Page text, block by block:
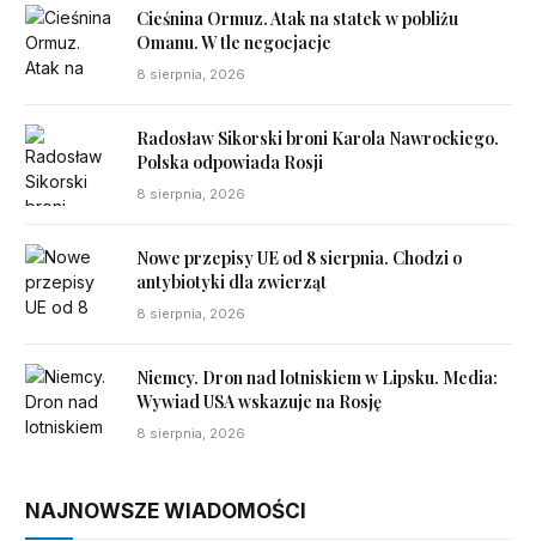
Cieśnina Ormuz. Atak na statek w pobliżu
Omanu. W tle negocjacje
8 sierpnia, 2026
Radosław Sikorski broni Karola Nawrockiego.
Polska odpowiada Rosji
8 sierpnia, 2026
Nowe przepisy UE od 8 sierpnia. Chodzi o
antybiotyki dla zwierząt
8 sierpnia, 2026
Niemcy. Dron nad lotniskiem w Lipsku. Media:
Wywiad USA wskazuje na Rosję
8 sierpnia, 2026
NAJNOWSZE WIADOMOŚCI